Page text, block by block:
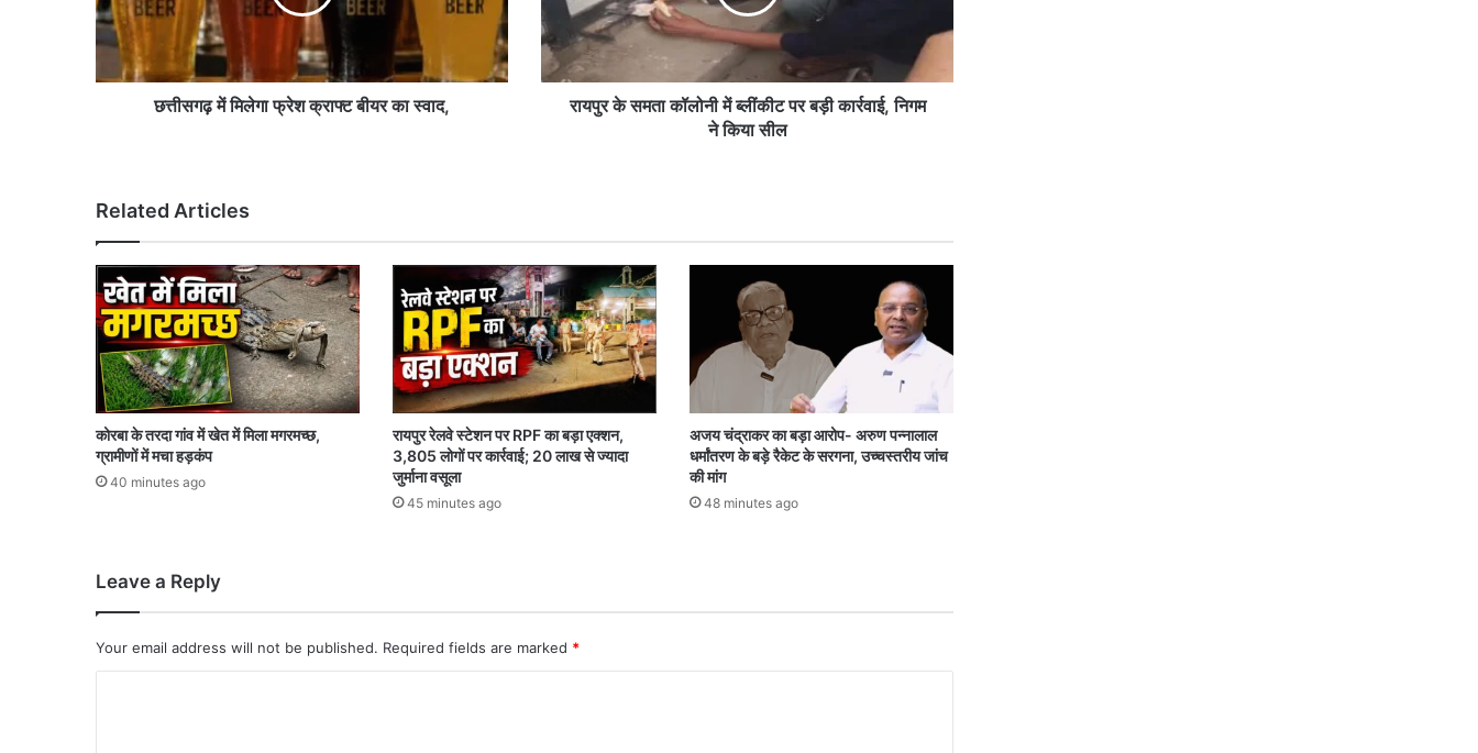
में
गा
य
र
का
स्वा
द
,
छत्तीसगढ़ में मिलेगा फ्रेश क्राफ्ट बीयर का स्वाद,
स
म
ता
कॉ
प
र
ब
ड़ी
का
र्र
वा
,
नि
ल
रायपुर के समता कॉलोनी में ब्लींकीट पर बड़ी कार्रवाई, निगम
ने किया सील
Related Articles
कोरबा के तरदा गांव में खेत में मिला मगरमच्छ,
ग्रामीणों में मचा हड़कंप
40 minutes ago
रायपुर रेलवे स्टेशन पर RPF का बड़ा एक्शन,
3,805 लोगों पर कार्रवाई; 20 लाख से ज्यादा
जुर्माना वसूला
45 minutes ago
अजय चंद्राकर का बड़ा आरोप- अरुण पन्नालाल
धर्मांतरण के बड़े रैकेट के सरगना, उच्चस्तरीय जांच
की मांग
48 minutes ago
Leave a Reply
Your email address will not be published. Required fields are marked *